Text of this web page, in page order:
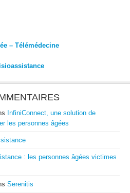
– Télémédecine
InfiniConnect, une solution de
les personnes âgées
: les personnes âgées victimes
Serenitis